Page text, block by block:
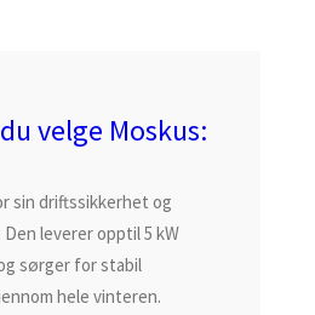
velge Moskus:
sin driftssikkerhet og
leverer opptil5 kW
sørger for stabil
hele vinteren.